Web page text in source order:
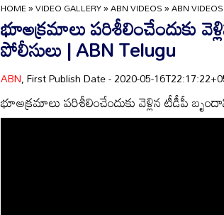
HOME»VIDEO GALLERY»ABN VIDEOS»ABN VIDEOS
భూఅక్రమాలు పరిశీలించేందుకు
పోలీసులు | ABN Telugu
ABN, First Publish Date - 2020-05-
భూఅక్రమాలు పరిశీలించేందుకు వెళ్లిన టీడీపీ